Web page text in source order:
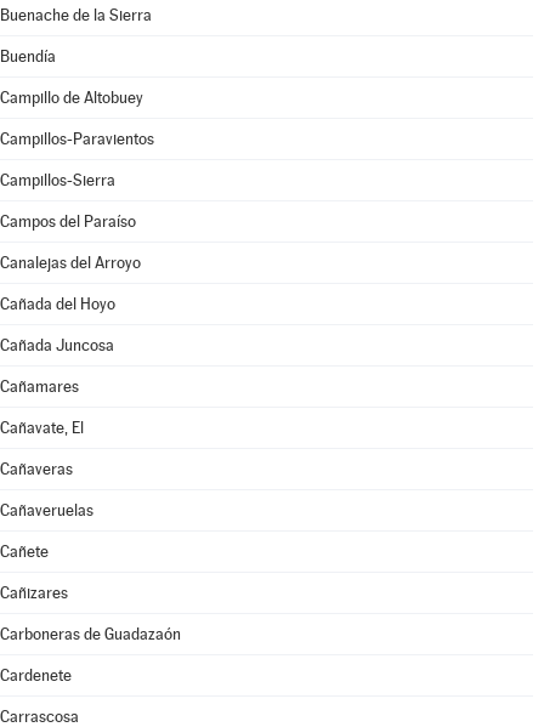
Buenache de la Sierra
Buendía
Campillo de Altobuey
Campillos-Paravientos
Campillos-Sierra
Campos del Paraíso
Canalejas del Arroyo
Cañada del Hoyo
Cañada Juncosa
Cañamares
Cañavate, El
Cañaveras
Cañaveruelas
Cañete
Cañizares
Carboneras de Guadazaón
Cardenete
Carrascosa